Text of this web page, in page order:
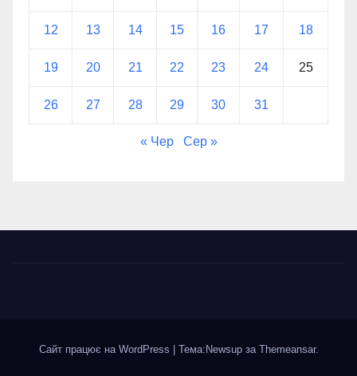
12 13 14 15 16 17 18
19 20 21 22 23 24 25
26 27 28 29 30 31
« Чер Сер »
Сайт працює на WordPress Тема:Newsup за Themeansar.